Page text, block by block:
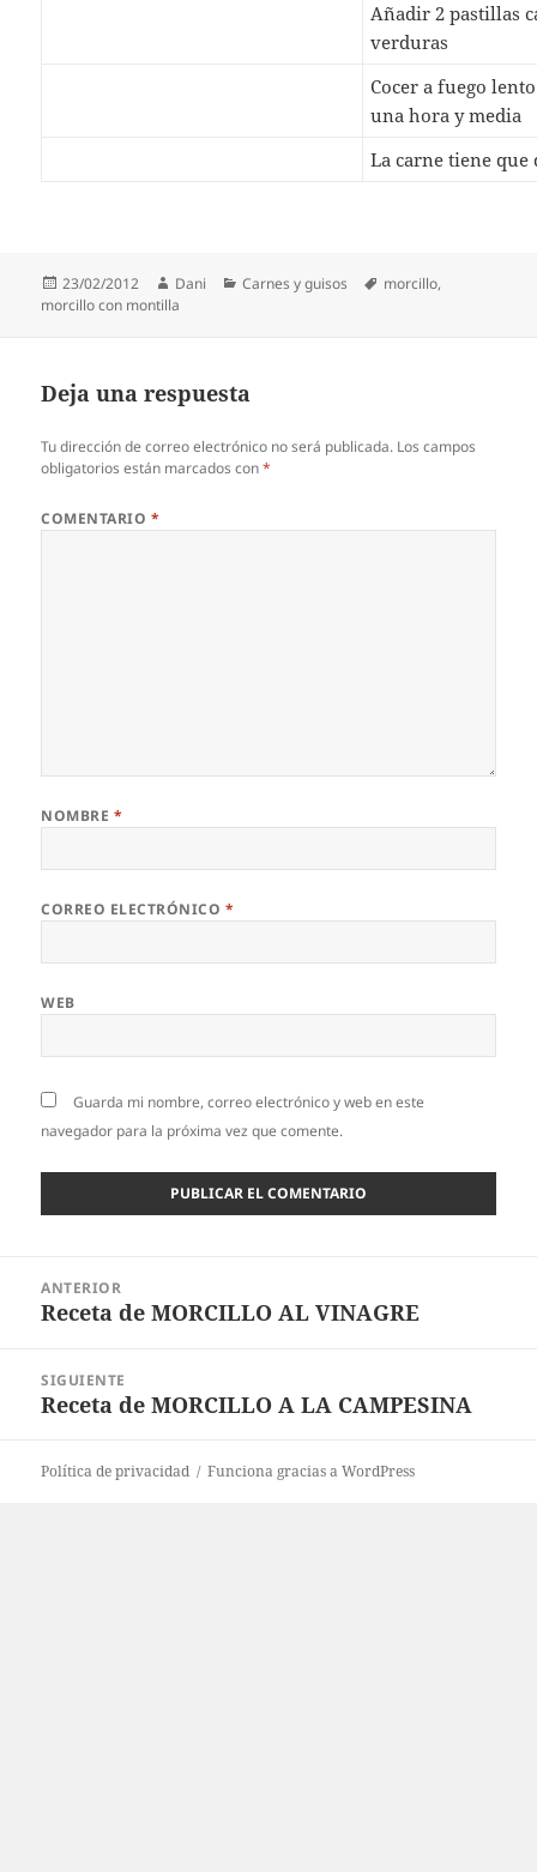
Añadir 2 pastillas
verduras
Cocer a fuego
una hora y media
La carne tiene
Publicado
el
23/02/2012 Autor
Dani Categorías
Carnes y guisos Etiquetas
morcillo,
morcillo con montilla
Deja una respuesta
Tu dirección de correo electrónico no será publicada. Los campos
obligatorios están marcados con*
COMENTARIO *
NOMBRE *
CORREO ELECTRÓNICO *
WEB
Guarda mi nombre, correo electrónico y web en este
navegador para la próxima vez que comente.
entradas
ANTERIOR
Entrada
Receta de MORCILLO AL VINAGRE
SIGUIENTE
Entrada
Receta de MORCILLO A LA CAMPESINA
Política de privacidad Funciona gracias a WordPress